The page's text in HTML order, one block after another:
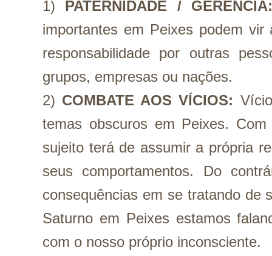
1)
PATERNIDADE /
importantes em Peixes podem vir
responsabilidade por outras
grupos, empresas ou nações.
2) COMBATE AOS VÍCIOS:
temas obscuros em Peixes.
sujeito terá de assumir a própria
seus comportamentos. Do
consequências em se tratando de
Saturno em Peixes estamos
com o nosso próprio inconsciente.